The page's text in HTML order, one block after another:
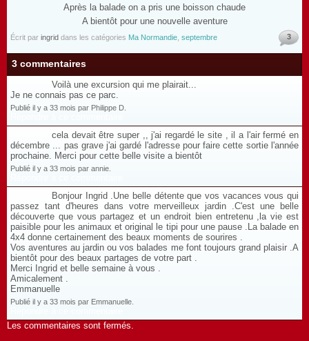
Après la balade on a pris une boisson chaude
A bientôt pour une nouvelle aventure
Écrit par ingrid dans les catégories Ma Normandie septembre 3
3 commentaires
Voilà une excursion qui me plairait...
Je ne connais pas ce parc.
Publié il y a 33 mois par Philippe D.
cela devait être super ,, j'ai regardé le site , il a l'air fermé en
décembre ... pas grave j'ai gardé l'adresse pour faire cette sortie l'année
prochaine. Merci pour cette belle visite a bientôt
Publié il y a 33 mois par annie.
Bonjour Ingrid .Une belle détente que vos vacances vous qui
passez tant d'heures dans votre merveilleux jardin .C'est une belle
découverte que vous partagez et un endroit bien entretenu ,la vie est
paisible pour les animaux et original le tipi pour une pause .La balade en
4x4 donne certainement des beaux moments de sourires .
Vos aventures au jardin ou vos balades me font toujours grand plaisir .A
bientôt pour des beaux partages de votre part .
Merci Ingrid et belle semaine à vous .
Amicalement .
Emmanuelle
Publié il y a 33 mois par Emmanuelle.
Les commentaires sont fermés.